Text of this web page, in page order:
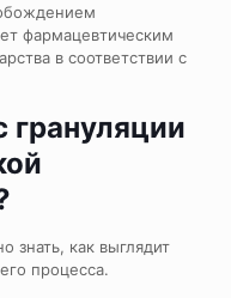
фармацевтическим
в соответствии с
грануляции
знать, как выглядит
процесса.